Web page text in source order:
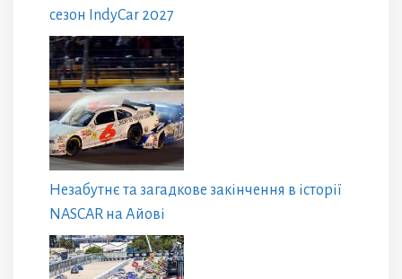
сезон IndyCar 2027
Незабутнє та загадкове закінчення в історії
NASCAR на Айові